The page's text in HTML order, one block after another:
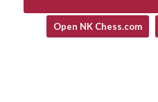
Open NK Chess.com